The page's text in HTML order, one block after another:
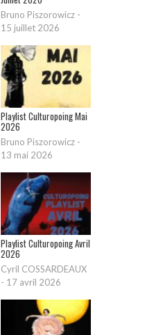
Bruno Piszorowicz -
15 juillet 2026
Playlist Culturopoing Mai
2026
Bruno Piszorowicz -
13 mai 2026
Playlist Culturopoing Avril
2026
Cyril COSSARDEAUX
- 17 avril 2026